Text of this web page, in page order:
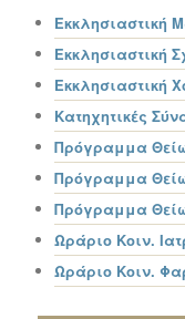
Εκκλησιαστική
Εκκλησιαστική
Εκκλησιαστική
Κατηχητικές
Πρόγραμμα
Πρόγραμμα
Πρόγραμμα
Ωράριο Κοιν.
Ωράριο Κοιν.